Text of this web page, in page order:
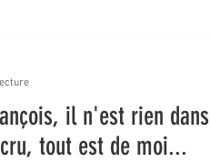
il n'est rien dans
tout est de moi...